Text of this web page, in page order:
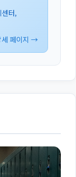
터,
세 페이지 →